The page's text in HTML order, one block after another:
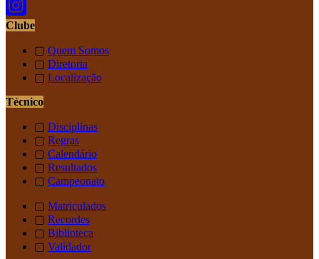
Clube
▢ Quem Somos
▢ Diretoria
▢ Localização
Técnico
▢ Disciplinas
▢ Regras
▢ Calendário
▢ Resultados
▢ Campeonato
▢ Matriculados
▢ Recordes
▢ Biblioteca
▢ Validador